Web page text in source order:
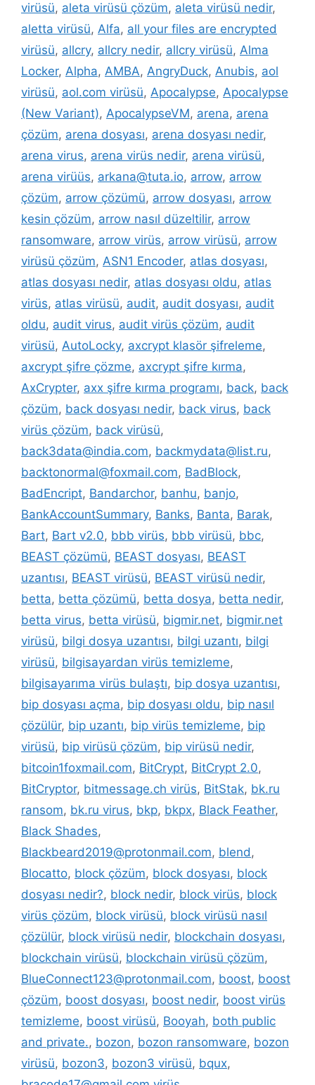
virüsü, aleta virüsü çözüm, aleta virüsü nedir,
aletta virüsü, Alfa, all your files are encrypted
virüsü, allcry, allcry nedir, allcry virüsü, Alma
Locker, Alpha, AMBA, AngryDuck, Anubis, aol
virüsü, aol.com virüsü, Apocalypse, Apocalypse
(New Variant), ApocalypseVM, arena, arena
çözüm, arena dosyası, arena dosyası nedir,
arena virus, arena virüs nedir, arena virüsü,
arena virüüs, arkana@tuta.io, arrow, arrow
çözüm, arrow çözümü, arrow dosyası, arrow
kesin çözüm, arrow nasıl düzeltilir, arrow
ransomware, arrow virüs, arrow virüsü, arrow
virüsü çözüm, ASN1 Encoder, atlas dosyası,
atlas dosyası nedir, atlas dosyası oldu, atlas
virüs, atlas virüsü, audit, audit dosyası, audit
oldu, audit virus, audit virüs çözüm, audit
virüsü, AutoLocky, axcrypt klasör şifreleme,
axcrypt şifre çözme, axcrypt şifre kırma,
AxCrypter, axx şifre kırma programı, back, back
çözüm, back dosyası nedir, back virus, back
virüs çözüm, back virüsü,
back3data@india.com, backmydata@list.ru,
backtonormal@foxmail.com, BadBlock,
BadEncript, Bandarchor, banhu, banjo,
BankAccountSummary, Banks, Banta, Barak,
Bart, Bart v2.0, bbb virüs, bbb virüsü, bbc,
BEAST çözümü, BEAST dosyası, BEAST
uzantısı, BEAST virüsü, BEAST virüsü nedir,
betta, betta çözümü, betta dosya, betta nedir,
betta virus, betta virüsü, bigmir.net, bigmir.net
virüsü, bilgi dosya uzantısı, bilgi uzantı, bilgi
virüsü, bilgisayardan virüs temizleme,
bilgisayarıma virüs bulaştı, bip dosya uzantısı,
bip dosyası açma, bip dosyası oldu, bip nasıl
çözülür, bip uzantı, bip virüs temizleme, bip
virüsü, bip virüsü çözüm, bip virüsü nedir,
bitcoin1foxmail.com, BitCrypt, BitCrypt 2.0,
BitCryptor, bitmessage.ch virüs, BitStak, bk.ru
ransom, bk.ru virus, bkp, bkpx, Black Feather,
Black Shades,
Blackbeard2019@protonmail.com, blend,
Blocatto, block çözüm, block dosyası, block
dosyası nedir?, block nedir, block virüs, block
virüs çözüm, block virüsü, block virüsü nasıl
çözülür, block virüsü nedir, blockchain dosyası,
blockchain virüsü, blockchain virüsü çözüm,
BlueConnect123@protonmail.com, boost, boost
çözüm, boost dosyası, boost nedir, boost virüs
temizleme, boost virüsü, Booyah, both public
and private., bozon, bozon ransomware, bozon
virüsü, bozon3, bozon3 virüsü, bqux,